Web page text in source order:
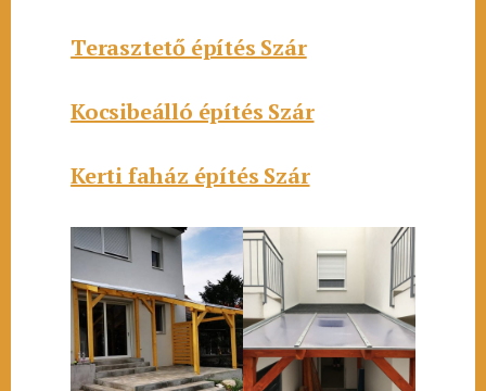
Terasztető építés Szár
Kocsibeálló építés Szár
Kerti faház építés Szár